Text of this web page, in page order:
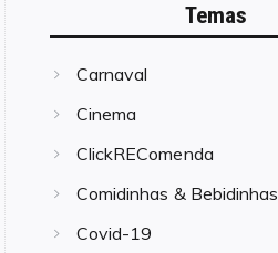
Temas
Carnaval
Cinema
ClickREComenda
Comidinhas & Bebidinhas
Covid-19